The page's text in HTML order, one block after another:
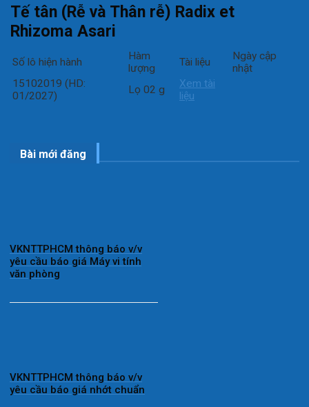
Tế tân (Rễ và Thân rễ) Radix et
Rhizoma Asari
Số lô hiện hành
Hàm
lượng
Tài liệu
Ngày cập
nhật
15102019 (HD:
01/2027)
Lọ 02 g
Xem tài
liệu
Bài mới đăng
VKNTTPHCM thông báo v/v
yêu cầu báo giá Máy vi tính
văn phòng
VKNTTPHCM thông báo v/v
yêu cầu báo giá nhớt chuẩn